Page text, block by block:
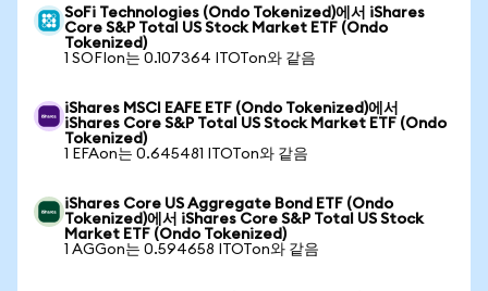
SoFi Technologies (Ondo Tokenized)에서 iShares
Core S&P Total US Stock Market ETF (Ondo
Tokenized)
1 SOFIon는 0.107364 ITOTon와 같음
iShares MSCI EAFE ETF (Ondo Tokenized)에서
iShares Core S&P Total US Stock Market ETF (Ondo
Tokenized)
1 EFAon는 0.645481 ITOTon와 같음
iShares Core US Aggregate Bond ETF (Ondo
Tokenized)에서 iShares Core S&P Total US Stock
Market ETF (Ondo Tokenized)
1 AGGon는 0.594658 ITOTon와 같음